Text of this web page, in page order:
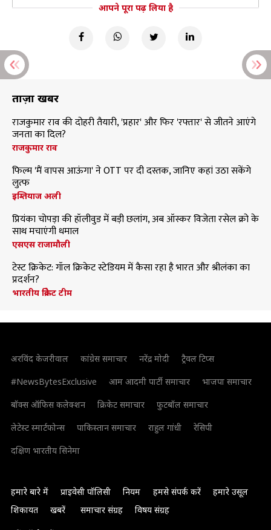
आपने पूरा पढ़ लिया है
ताज़ा खबरें
राजकुमार राव की दोहरी तैयारी, 'प्रहार' और फिर 'रफ्तार' से जीतने आएंगे
जनता का दिल?
राजकुमार राव
फिल्म 'मैं वापस आऊंगा' ने OTT पर दी दस्तक, जानिए कहां उठा सकेंगे
लुत्फ
इम्तियाज अली
प्रियंका चोपड़ा की हॉलीवुड में बड़ी छलांग, अब ऑस्कर विजेता रसेल क्रो के
साथ मचाएंगी धमाल
एसएस राजामौली
टेस्ट क्रिकेट: गॉल क्रिकेट स्टेडियम में कैसा रहा है भारत और श्रीलंका का
प्रदर्शन?
भारतीय क्रिकेट टीम
अरविंद केजरीवाल कांग्रेस समाचार नरेंद्र मोदी
ट्रैवल टिप्स
#NewsBytesExclusive
आम आदमी पार्टी समाचार
भाजपा समाचार
बॉक्स ऑफिस कलेक्शन
क्रिकेट समाचार
फुटबॉल समाचार
लेटेस्ट स्मार्टफोन्स
पाकिस्तान समाचार राहुल गांधी
रेसिपी
दक्षिण भारतीय सिनेमा
हमारे बारे में प्राइवेसी पॉलिसी नियम हमसे संपर्क करें
हमारे उसूल
शिकायत
खबरें समाचार संग्रह विषय संग्रह